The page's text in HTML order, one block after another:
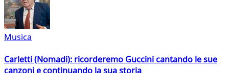
Musica
Carletti (Nomadi): ricorderemo Guccini cantando le sue
canzoni e continuando la sua storia